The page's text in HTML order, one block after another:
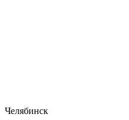
Челябинск